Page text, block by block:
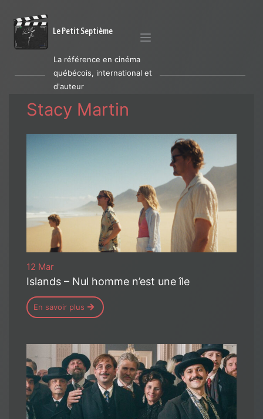
Le Petit Septième
La référence en cinéma
québécois, international et
d'auteur
Stacy Martin
12 Mar
Islands – Nul homme n’est une île
En savoir plus